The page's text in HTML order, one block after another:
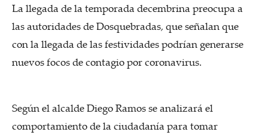
La llegada de la temporada decembrina preocupa a
las autoridades de Dosquebradas, que señalan que
con la llegada de las festividades podrían generarse
nuevos focos de contagio por coronavirus.
Según el alcalde Diego Ramos se analizará el
comportamiento de la ciudadanía para tomar